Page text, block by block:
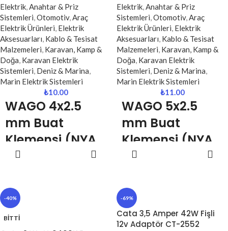
birleştirmek için tasarlanmış
profesyonel bağlantı elemanıdır.
NYA ve NYAF kablo tipleri ile
uyumlu olan bu klemens, yaylı
(vidasız) bağlantı sistemi
sayesinde kabloları sağlam
şekilde sabitler ve temas kaybını
önler. Kompakt yapısı ile buat
içlerinde düzenli ve güvenli
bağlantılar sağlar
Yaylı (vidasız) bağlantı sistemi
sayesinde kabloları güçlü şekilde
kavrar, temas kaybını önler ve
uzun ömürlü kullanım sunar. 3
girişli yapısı ile özellikle buat içi
kablo dağıtım noktalarında pratik
çözümler sağlar.
Kompakt tasarımı sayesinde dar
alanlarda kolay kullanım sunarken,
alev geciktirici gövdesi ile güvenli
bir tesisat kurulmasına yardımcı
olur.
Elektrik,Anahtar & Priz
Sistemleri,Otomotiv,Araç
Elektrik Ürünleri, Elektrik
Aksesuarları, Kablo & Tesisat
Malzemeleri, Karavan, Kamp &
Doğa, Karavan Elektrik
Sistemleri, Deniz & Marina,
Marin Elektrik Sistemleri
₺10.00
WAGO 4x2.5
mm Buat
Klemensi (NYA
Uyumlu)
NYA kabloların güvenli, hızlı ve
düzenli şekilde bağlanmasını
sağlayan profesyonel bağlantı
Elektrik,Anahtar & Priz
Sistemleri,Otomotiv,Araç
Elektrik Ürünleri, Elektrik
Aksesuarları, Kablo & Tesisat
Malzemeleri, Karavan, Kamp &
Doğa, Karavan Elektrik
Sistemleri, Deniz & Marina,
Marin Elektrik Sistemleri
₺11.00
WAGO 5x2.5
mm Buat
Klemensi (NYA
Uyumlu)
NYA kabloların güvenli, hızlı ve
düzenli şekilde bağlanmasını
sağlayan profesyonel bir bağlantı
elemanıdır.
-40%
BITTI
-69%
Cata 3,5 Amper 42W Fişli
12v Adaptör CT-2552